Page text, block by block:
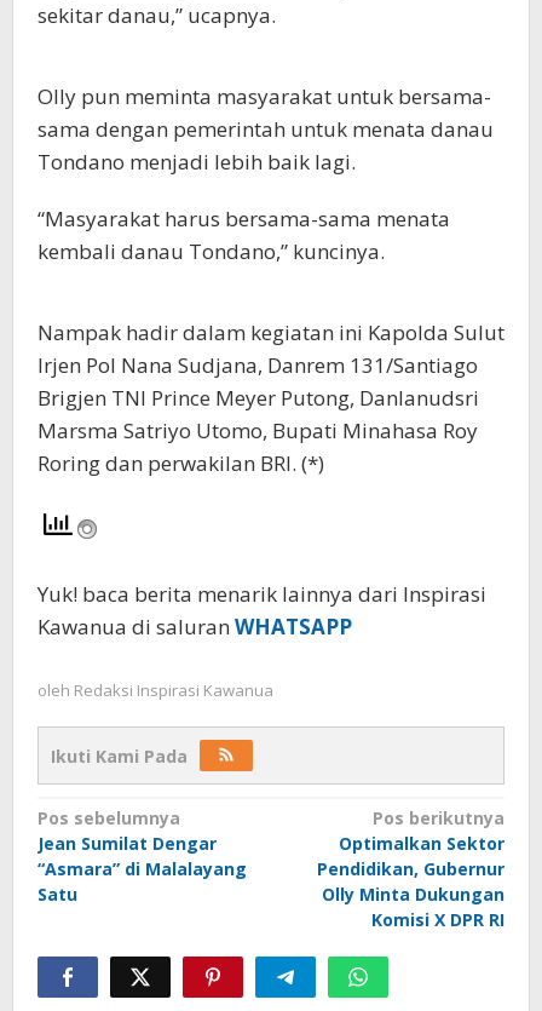
sekitar danau,” ucapnya.
Olly pun meminta masyarakat untuk bersama-
sama dengan pemerintah untuk menata danau
Tondano menjadi lebih baik lagi.
“Masyarakat harus bersama-sama menata
kembali danau Tondano,” kuncinya.
Nampak hadir dalam kegiatan ini Kapolda Sulut
Irjen Pol Nana Sudjana, Danrem 131/Santiago
Brigjen TNI Prince Meyer Putong, Danlanudsri
Marsma Satriyo Utomo, Bupati Minahasa Roy
Roring dan perwakilan BRI. (*)
Yuk! baca berita menarik lainnya dari Inspirasi
Kawanua di saluran WHATSAPP
oleh Redaksi Inspirasi Kawanua
Ikuti Kami Pada
Navigasi
pos
Pos sebelumnya
Jean Sumilat Dengar
“Asmara” di Malalayang
Satu
Pos berikutnya
Optimalkan Sektor
Pendidikan, Gubernur
Olly Minta Dukungan
Komisi X DPR RI